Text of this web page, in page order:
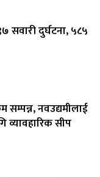
सवारी दुर्घटना, ५८५
सम्पन्न, नवउद्यमीलाई
व्यावहारिक सीप